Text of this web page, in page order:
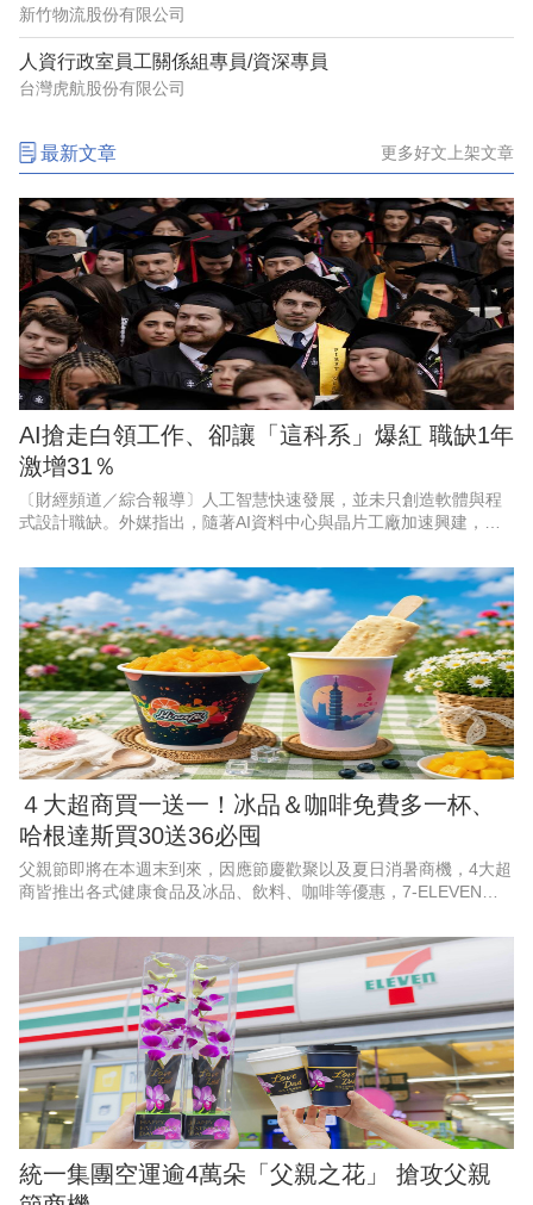
新竹物流股份有限公司
人資行政室員工關係組專員/資深專員
台灣虎航股份有限公司
最新文章 更多好文上架文章
AI搶走白領工作、卻讓「這科系」爆紅 職缺1年
激增31％
〔財經頻道／綜合報導〕人工智慧快速發展，並未只創造軟體與程
式設計職缺。外媒指出，隨著AI資料中心與晶片工廠加速興建，能
以目前職缺成長最快的3個
４大超商買一送一！冰品＆咖啡免費多一杯、
哈根達斯買30送36必囤
父親節即將在本週末到來，因應節慶歡聚以及夏日消暑商機，4大超
商皆推出各式健康食品及冰品、飲料、咖啡等優惠，7-ELEVEN聯
定芋頭品項買一
統一集團空運逾4萬朵「父親之花」 搶攻父親